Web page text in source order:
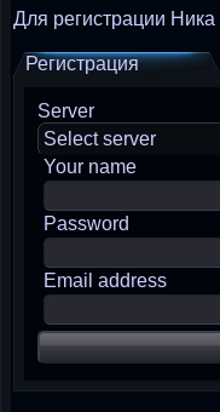
Для регистрации
Регистрация
Server
Select server
Your name
Password
Email address